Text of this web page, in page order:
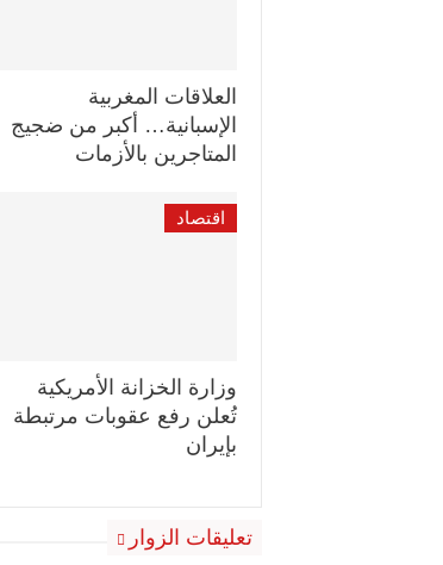
العلاقات المغربية
الإسبانية… أكبر من ضجيج
المتاجرين بالأزمات
اقتصاد
وزارة الخزانة الأمريكية
تُعلن رفع عقوبات مرتبطة
بإيران
تعليقات الزوار